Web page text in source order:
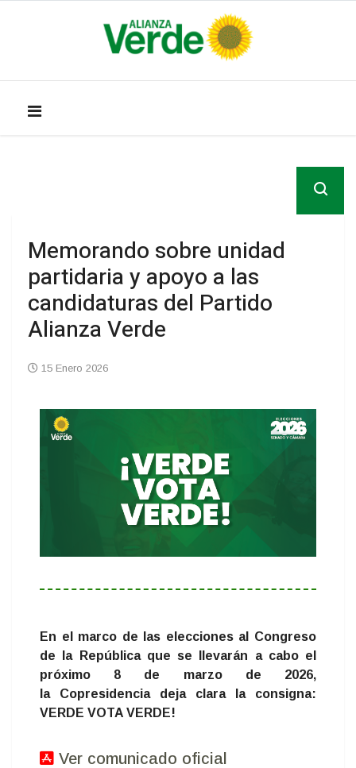
Memorando sobre unidad
partidaria y apoyo a las
candidaturas del Partido
Alianza Verde
15 Enero 2026
En el marco de las elecciones al Congreso
de la República que se llevarán a cabo el
próximo 8 de marzo de 2026,
la Copresidencia deja clara la consigna:
VERDE VOTA VERDE!
Ver comunicado oficial